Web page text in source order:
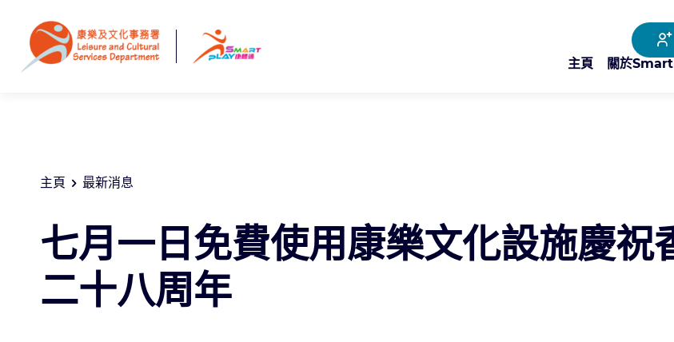
主頁
關於
主頁 最新消息
七月一日免費使用康樂文化設施慶祝
二十八周年